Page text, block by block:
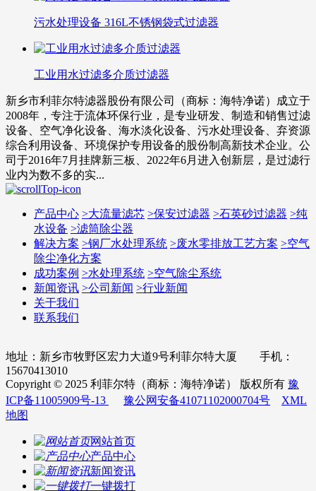
污水处理设备 316L不锈钢袋式过滤器
工业用水过滤多介质过滤器
新乡市利菲尔特滤器股份有限公司（商标：海特净诺）成立于
2008年，专注于流体环保行业，是专业研发、制造和销售过滤
设备、空气净化设备、海水淡化设备、污水处理设备、弃资源
综合利用设备、环境保护专用设备的股份制高新技术企业。公
司于2016年7月挂牌新三板、2022年6月进入创新层，是过滤行
业内为数不多的实...
产品中心 >大流量滤芯 >保安过滤器 >石英砂过滤器 >纯
水设备 >滤筒除尘器
解决方案 >钢厂水处理系统 >废水零排放工艺方案 >空气
除尘净化方案
成功案例 >水处理系统 >空气除尘系统
新闻资讯 >公司新闻 >行业新闻
关于我们
联系我们
地址：新乡市牧野区宏力大道9号利菲尔特大厦 手机：
15670413010
Copyright © 2025 利菲尔特（商标：海特净诺） 版权所有 豫
ICP备11005909号-13
豫公网安备41071102000704号
XML
地图
网站首页
产品中心
新闻资讯
一键拨打